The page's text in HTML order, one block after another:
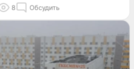
8 Обсудить